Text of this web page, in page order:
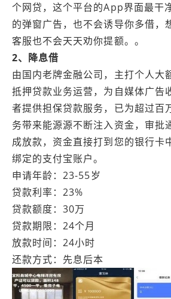
个网贷，这个平台的App界面最干
的弹窗广告，也不会诱导你多借，
客服也不会天天劝你提额。。
2、降息借
由国内老牌金融公司，主打个人大
抵押贷款业务运营，为自媒体广告
者提供担保贷款服务，已为超过百
务带来能源源不断注入资金，审批
成放款，资金直接打到您的银行卡
绑定的支付宝账户。
申请年龄：23-55岁
贷款利率：23%
贷款额度：30万
贷款期限：24个月
放款时间：24小时
还款方式：先息后本